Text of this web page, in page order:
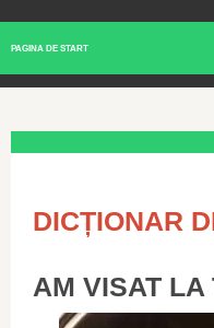
PAGINA DE START
DICȚIONAR
AM VISAT LA